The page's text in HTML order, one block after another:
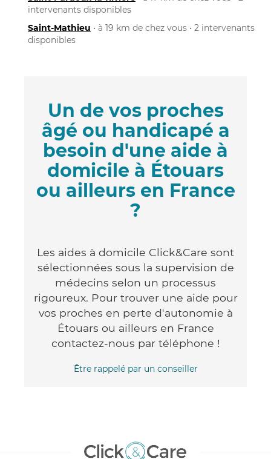
intervenants disponibles
Saint-Mathieu • à 19 km de chez vous • 2 intervenants
disponibles
Un de vos proches
âgé ou handicapé a
besoin d'une aide à
domicile à Étouars
ou ailleurs en France
?
Les aides à domicile Click&Care sont
sélectionnées sous la supervision de
médecins selon un processus
rigoureux. Pour trouver une aide pour
vos proches en perte d'autonomie à
Étouars ou ailleurs en France
contactez-nous par téléphone !
Être rappelé par un conseiller